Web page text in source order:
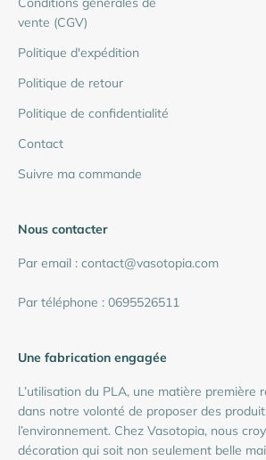
vente (CGV)
Politique d'expédition
Politique de retour
Politique de confidentialité
Contact
Suivre ma commande
Nous contacter
Par email : contact@vasotopia.com
Par téléphone : 0695526511
Une fabrication engagée
L’utilisation du PLA, une matière première
dans notre volonté de proposer des
l’environnement. Chez Vasotopia, nous
décoration qui soit non seulement belle